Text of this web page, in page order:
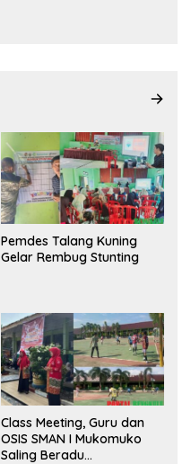
Pemdes Talang Kuning
Gelar Rembug Stunting
Class Meeting, Guru dan
OSIS SMAN I Mukomuko
Saling Beradu